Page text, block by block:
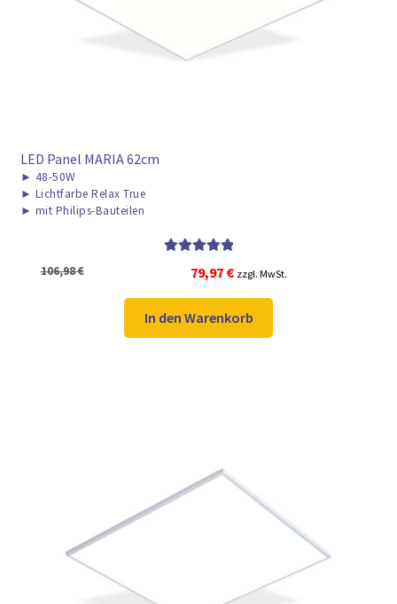
LED Panel MARIA 62cm
► 48-50W
► Lichtfarbe Relax True
► mit Philips-Bauteilen
von 5
106,98€
Ursprünglicher
war:
106,98 €
79,97 €Aktueller
ist:
79,97 €.
zzgl. MwSt.
In den Warenkorb